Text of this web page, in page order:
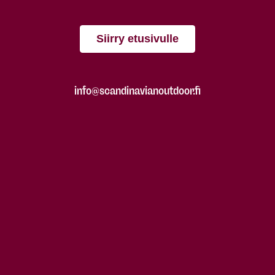
Siirry etusivulle
info@scandinavianoutdoor.fi